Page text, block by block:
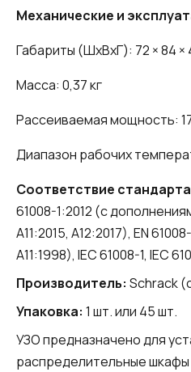
Механические и
Габариты (ШхВхГ): 72 × 84 ×
Масса: 0,37 кг
Рассеиваемая мощность:
Диапазон рабочих
Соответствие
61008-1:2012 (с
A11:2015, A12:2017), EN
A11:1998), IEC 61008-1, IEC
Производитель: Schrack
Упаковка: 1 шт. или 45 шт.
УЗО предназначено для
распределительные